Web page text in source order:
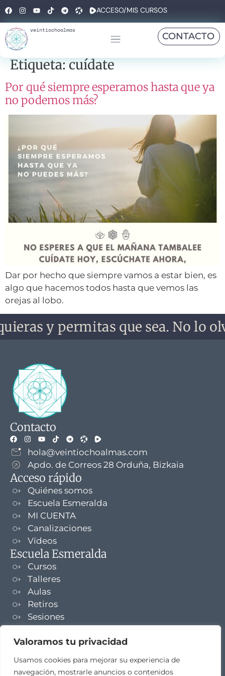
Valoramos tu privacidad
Usamos cookies para mejorar su experiencia de
navegación, mostrarle anuncios o contenidos
ACCESO/MIS CURSOS
veintiochoalmas
CONTACTO
Etiqueta:cuídate
Por qué siempre esperamos hasta que ya
no podemos más?
Dar por hecho que siempre vamos a estar bien, es
algo que hacemos todos hasta que vemos las
orejas al lobo.
y permitas que sea. No lo
Contacto
hola@veintiochoalmas.com
Apdo. de Correos 28 Orduña, Bizkaia
Acceso rápido
Quiénes somos
Escuela Esmeralda
MI CUENTA
Canalizaciones
Vídeos
Escuela Esmeralda
Cursos
Talleres
Aulas
Retiros
Sesiones
NEWSLETTER